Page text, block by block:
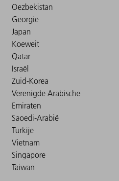
Oezbekistan
Georgië
Japan
Koeweit
Qatar
Israël
Zuid-Korea
Verenigde Arabische
Emiraten
Saoedi-Arabië
Turkije
Vietnam
Singapore
Taiwan